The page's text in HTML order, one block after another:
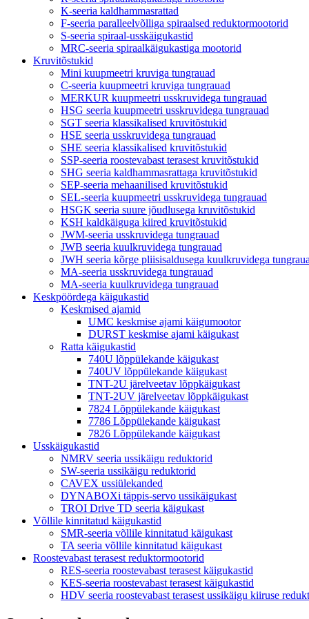
K-seeria kaldhammasrattad
F-seeria paralleelvõlliga spiraalsed reduktormootorid
S-seeria spiraal-usskäigukastid
MRC-seeria spiraalkäigukastiga mootorid
Kruvitõstukid
Mini kuupmeetri kruviga tungrauad
C-seeria kuupmeetri kruviga tungrauad
MERKUR kuupmeetri usskruvidega tungrauad
HSG seeria kuupmeetri usskruvidega tungrauad
SGT seeria klassikalised kruvitõstukid
HSE seeria usskruvidega tungrauad
SHE seeria klassikalised kruvitõstukid
SSP-seeria roostevabast terasest kruvitõstukid
SHG seeria kaldhammasrattaga kruvitõstukid
SEP-seeria mehaanilised kruvitõstukid
SEL-seeria kuupmeetri usskruvidega tungrauad
HSGK seeria suure jõudlusega kruvitõstukid
KSH kaldkäiguga kiired kruvitõstukid
JWM-seeria usskruvidega tungrauad
JWB seeria kuulkruvidega tungrauad
JWH seeria kõrge pliisisaldusega kuulkruvidega
MA-seeria usskruvidega tungrauad
MA-seeria kuulkruvidega tungrauad
Keskpöördega käigukastid
Keskmised ajamid
UMC keskmise ajami käigumootor
DURST keskmise ajami käigukast
Ratta käigukastid
740U lõppülekande käigukast
740UV lõppülekande käigukast
TNT-2U järelveetav lõppkäigukast
TNT-2UV järelveetav lõppkäigukast
7824 Lõppülekande käigukast
7786 Lõppülekande käigukast
7826 Lõppülekande käigukast
Usskäigukastid
NMRV seeria ussikäigu reduktorid
SW-seeria ussikäigu reduktorid
CAVEX ussiülekanded
DYNABOXi täppis-servo ussikäigukast
TROI Drive TD seeria käigukast
Võllile kinnitatud käigukastid
SMR-seeria võllile kinnitatud käigukast
TA seeria võllile kinnitatud käigukast
Roostevabast terasest reduktormootorid
RES-seeria roostevabast terasest käigukastid
KES-seeria roostevabast terasest käigukastid
HDV seeria roostevabast terasest ussikäigu kiiruse